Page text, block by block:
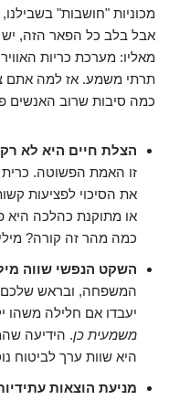
מכוניות "חושבות"
אבל בלב כל הפאר הזה, יש
מאליו: מערכת כריות
תרתי משמע. אז למה אתם
כמה סיבות שרוב האנשים
הצלת חיים היא לא
זו האמת הפשוטה. כרית
את הסיכוי לפציעות
או מתוקנת כהלכה היא
כמה מהר זה קורה?
השקט הנפשי שווה
המשפחה, ובראש שלכם
יעבדו אם חלילה משהו
משמעית כן. הידיעה
היא שוות ערך לביטוח
מניעת הוצאות